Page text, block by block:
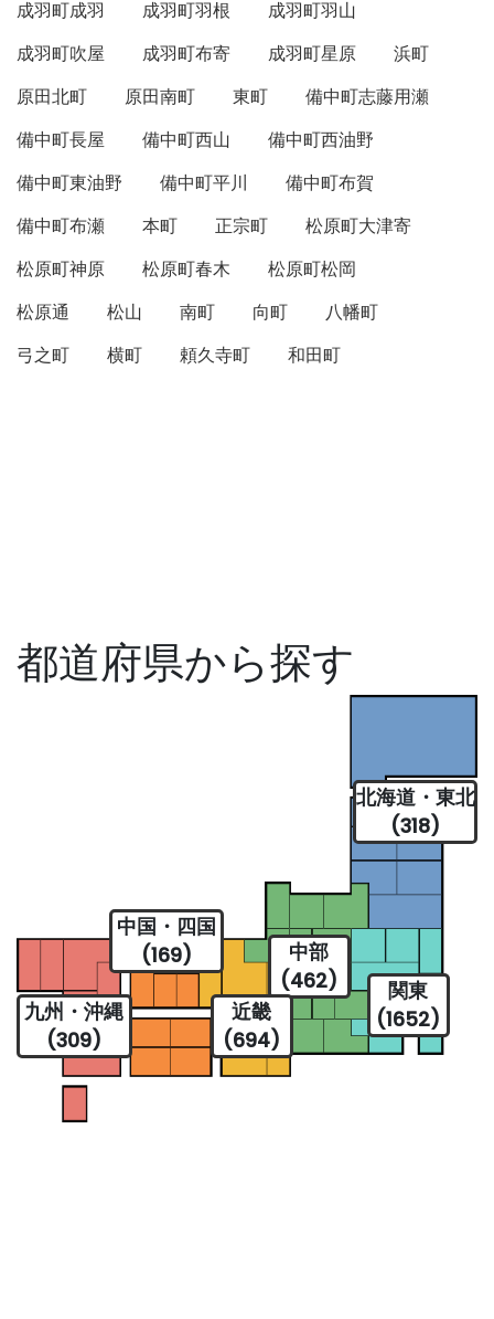
成羽町成羽 成羽町羽根
成羽町羽山
成羽町吹屋
成羽町布寄 成羽町星原
浜町
原田北町
原田南町 東町
備中町志藤用瀬
備中町長屋
備中町西山
備中町西油野
備中町東油野
備中町平川
備中町布賀
備中町布瀬
本町 正宗町
松原町大津寄
松原町神原
松原町春木
松原町松岡
松原通
松山 南町 向町
八幡町
弓之町
横町 頼久寺町 和田町
都道府県から探す
北海道・東北
(318)
関東
(1652)
中部
(462)
近畿
(694)
中国・四国
(169)
九州・沖縄
(309)